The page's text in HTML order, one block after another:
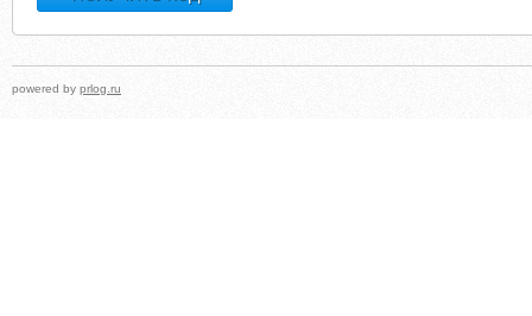
powered by prlog.ru